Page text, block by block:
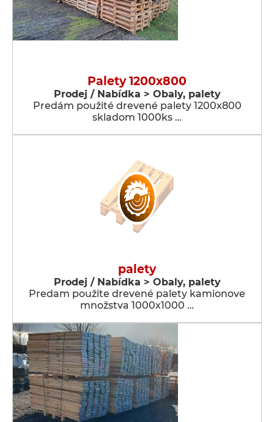
Palety 1200x800
Prodej / Nabídka > Obaly, palety
Predám použité drevené palety 1200x800
skladom 1000ks …
palety
Prodej / Nabídka > Obaly, palety
Predam použite drevené palety kamionove
množstva 1000x1000 …